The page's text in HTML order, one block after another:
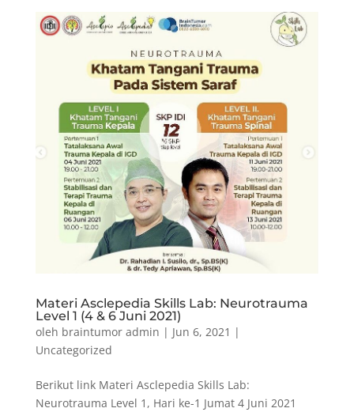
Materi Asclepedia Skills Lab: Neurotrauma
Level 1 (4 & 6 Juni 2021)
oleh braintumor admin | Jun 6, 2021 |
Uncategorized
Berikut link Materi Asclepedia Skills Lab:
Neurotrauma Level 1, Hari ke-1 Jumat 4 Juni 2021